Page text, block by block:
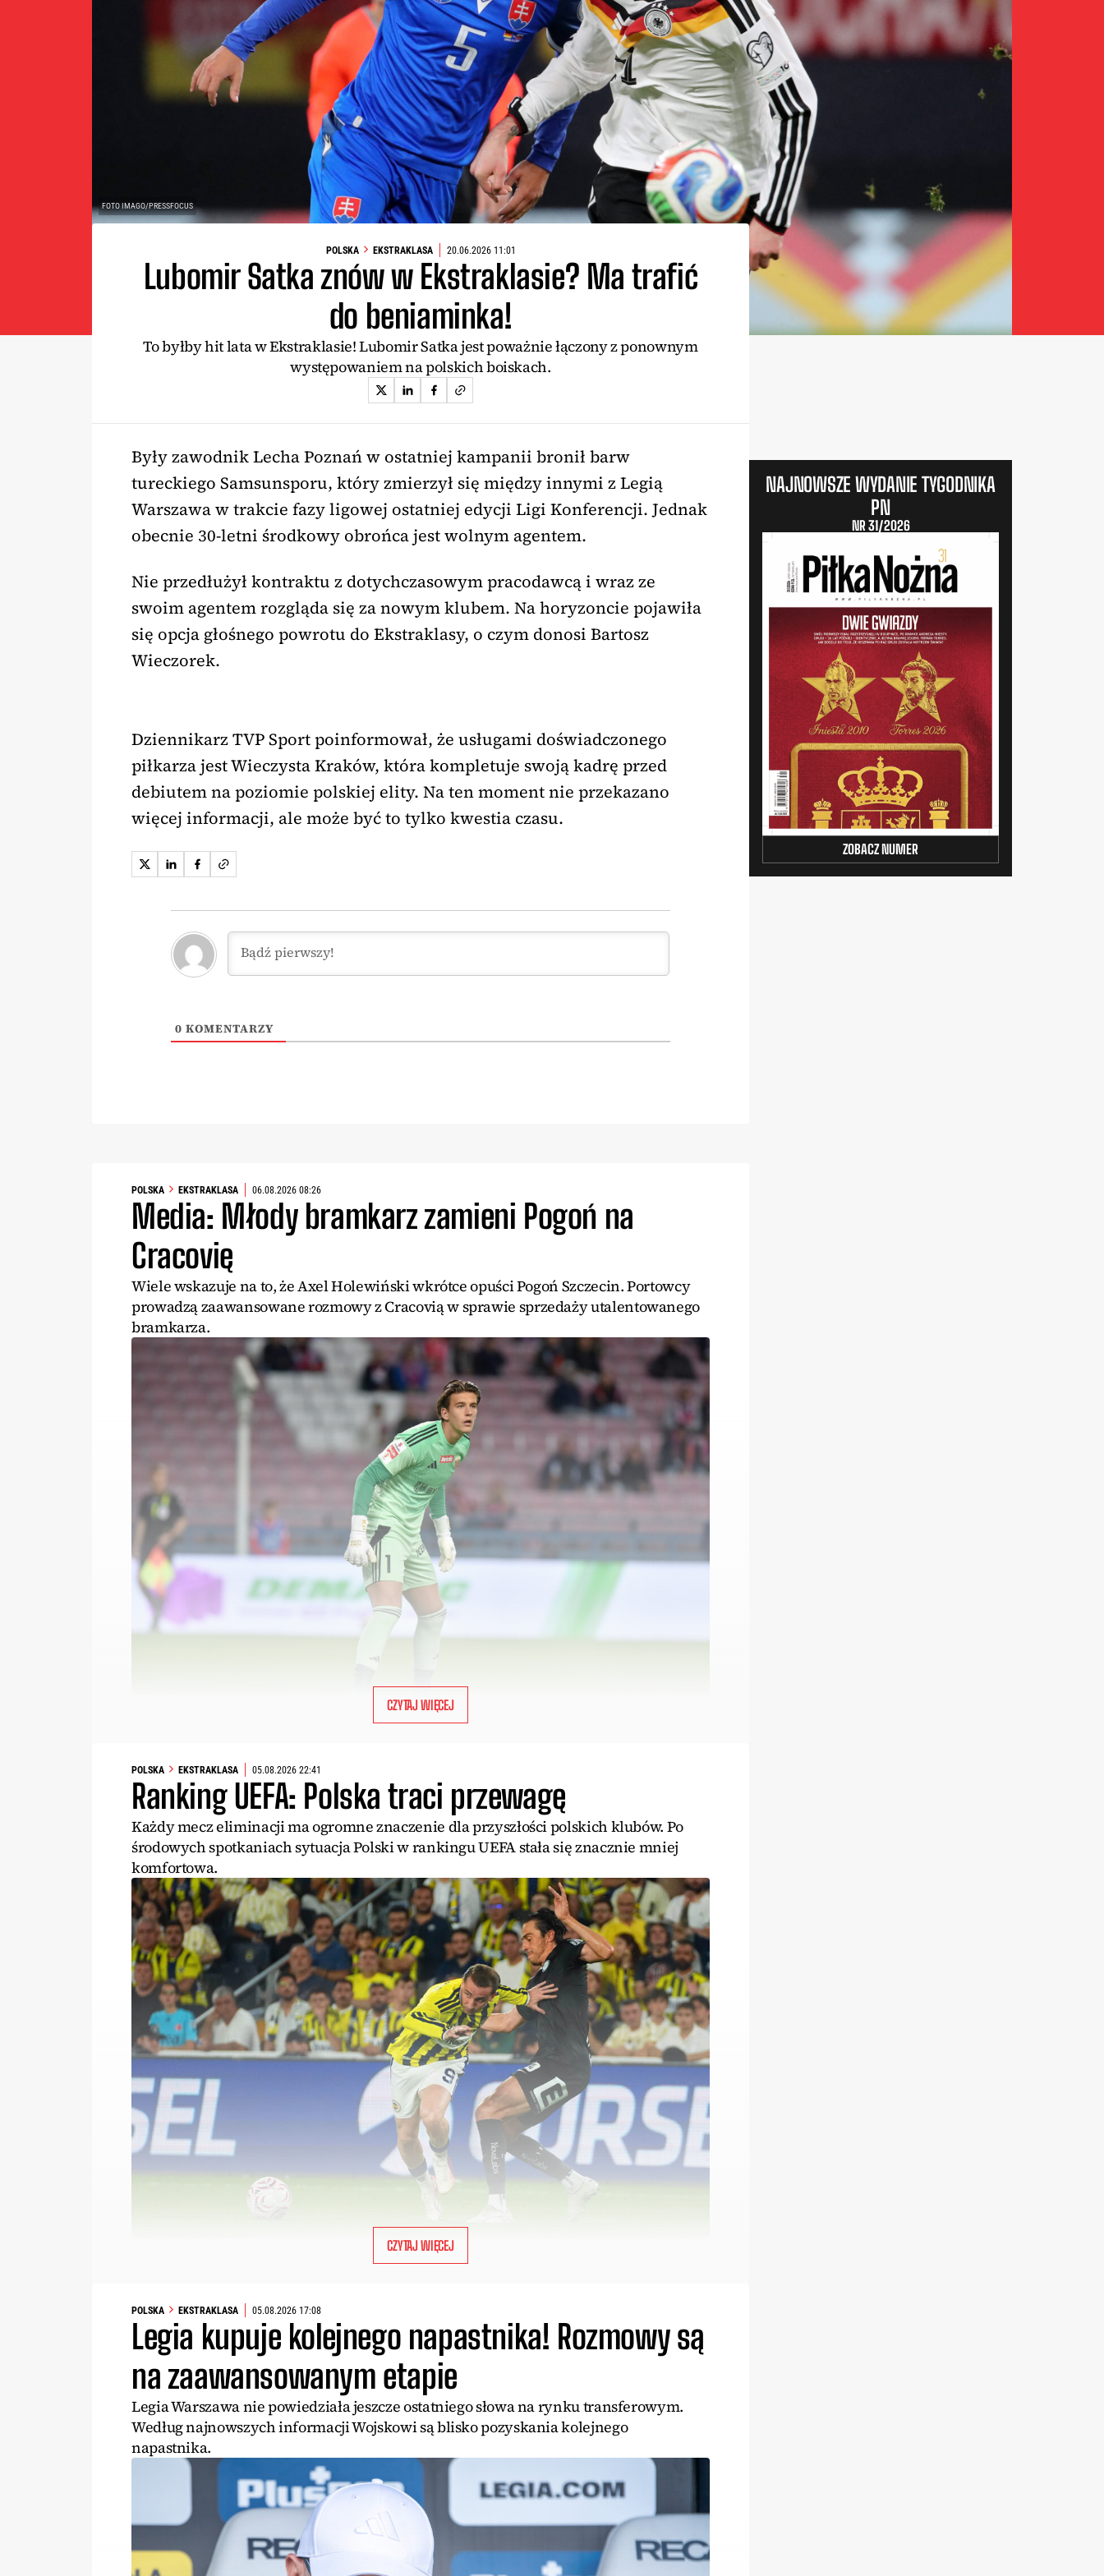
FOTO IMAGO/PRESSFOCUS
POLSKA EKSTRAKLASA 20.06.2026 11:01
Lubomir Satka znów w Ekstraklasie? Ma trafić
do beniaminka!
To byłby hit lata w Ekstraklasie! Lubomir Satka jest poważnie łączony z ponownym
występowaniem na polskich boiskach.
Były zawodnik Lecha Poznań w ostatniej kampanii bronił barw
tureckiego Samsunsporu, który zmierzył się między innymi z Legią
Warszawa w trakcie fazy ligowej ostatniej edycji Ligi Konferencji. Jednak
obecnie 30-letni środkowy obrońca jest wolnym agentem.
Nie przedłużył kontraktu z dotychczasowym pracodawcą i wraz ze
swoim agentem rozgląda się za nowym klubem. Na horyzoncie pojawiła
się opcja głośnego powrotu do Ekstraklasy, o czym donosi Bartosz
Wieczorek.
Dziennikarz TVP Sport poinformował, że usługami doświadczonego
piłkarza jest Wieczysta Kraków, która kompletuje swoją kadrę przed
debiutem na poziomie polskiej elity. Na ten moment nie przekazano
więcej informacji, ale może być to tylko kwestia czasu.
0 KOMENTARZY
NAJNOWSZE WYDANIE TYGODNIKA
PN
NR 31/2026
ZOBACZ NUMER
POLSKA EKSTRAKLASA 06.08.2026 08:26
Media: Młody bramkarz zamieni Pogoń na
Cracovię
Wiele wskazuje na to, że Axel Holewiński wkrótce opuści Pogoń Szczecin. Portowcy
prowadzą zaawansowane rozmowy z Cracovią w sprawie sprzedaży utalentowanego
bramkarza.
CZYTAJ WIĘCEJ
POLSKA EKSTRAKLASA 05.08.2026 22:41
Ranking UEFA: Polska traci przewagę
Każdy mecz eliminacji ma ogromne znaczenie dla przyszłości polskich klubów. Po
środowych spotkaniach sytuacja Polski w rankingu UEFA stała się znacznie mniej
komfortowa.
CZYTAJ WIĘCEJ
POLSKA EKSTRAKLASA 05.08.2026 17:08
Legia kupuje kolejnego napastnika! Rozmowy są
na zaawansowanym etapie
Legia Warszawa nie powiedziała jeszcze ostatniego słowa na rynku transferowym.
Według najnowszych informacji Wojskowi są blisko pozyskania kolejnego
napastnika.